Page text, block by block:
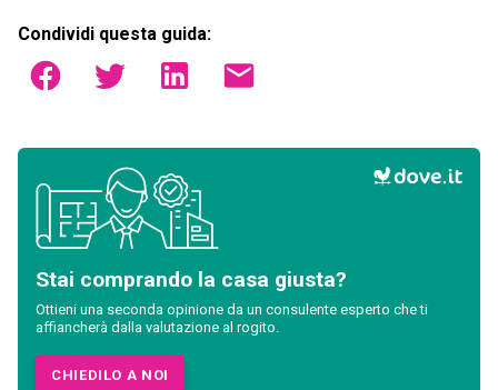
Condividi questa guida:
Stai comprando la casa giusta?
Ottieni una seconda opinione da un consulente esperto che ti
affiancherà dalla valutazione al rogito.
CHIEDILO A NOI